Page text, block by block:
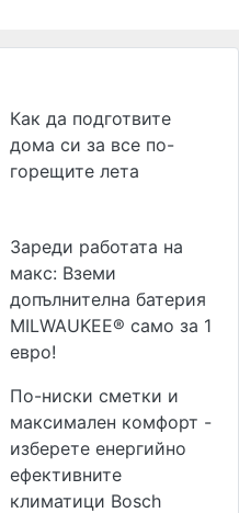
Как да подготвите
дома си за все по-
горещите лета
Зареди работата на
макс: Вземи
допълнителна батерия
MILWAUKEE® само за 1
евро!
По-ниски сметки и
максимален комфорт -
изберете енергийно
ефективните
климатици Bosch